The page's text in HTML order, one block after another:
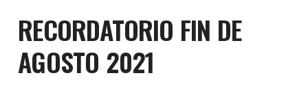
RECORDATORIO FIN DE
AGOSTO 2021